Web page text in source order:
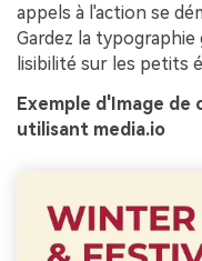
appels à l'action se
Gardez la
lisibilité sur les petits
Exemple d'Image de
utilisant media.io